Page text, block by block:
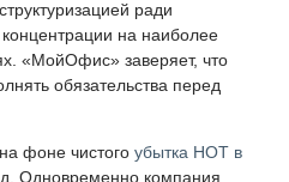
ради
на наиболее
«МойОфис» заверяет, что
обязательства перед
фоне чистого убытка НОТ в
Одновременно компания